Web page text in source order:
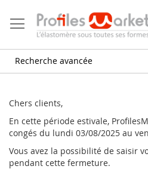
au
contenu
Recherche avancée
Chers clients,
En cette période estivale,
congés du lundi 03/08/2025 au
Vous avez la possibilité de saisir
pendant cette fermeture.